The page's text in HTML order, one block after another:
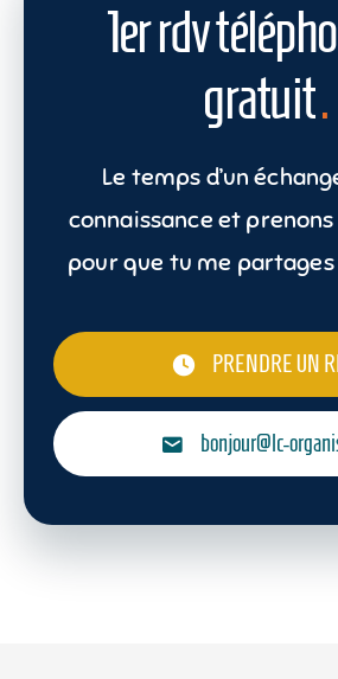
1er rdv
gratuit.
Le temps d’un
connaissance et
pour que tu me partages
PRENDRE UN
bonjour@lc-